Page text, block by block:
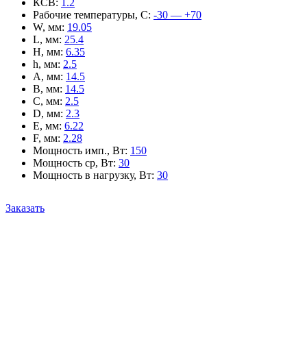
КСВ: 1.2
Рабочие температуры, С: -30 — +70
W, мм: 19.05
L, мм: 25.4
H, мм: 6.35
h, мм: 2.5
A, мм: 14.5
B, мм: 14.5
C, мм: 2.5
D, мм: 2.3
E, мм: 6.22
F, мм: 2.28
Мощность имп., Вт: 150
Мощность ср, Вт: 30
Мощность в нагрузку, Вт: 30
Заказать